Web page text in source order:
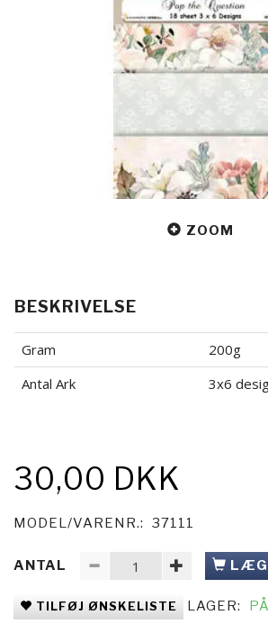
ZOOM
BESKRIVELSE
Gram
200g
Antal Ark
3x6
30,00 DKK
MODEL/VARENR.: 37111
ANTAL LÆG
TILFØJ ØNSKELISTE LAGER: